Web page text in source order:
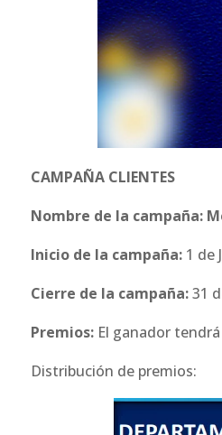
CAMPAÑA CLIENTES
Nombre de la campaña:
Inicio de la campaña:1 de
Cierre de la campaña:31
Premios:El ganador
Distribución de premios: